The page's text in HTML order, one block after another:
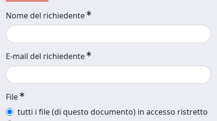
Nome del richiedente
E-mail del richiedente
File
tutti i file (di questo documento) in accesso ristretto